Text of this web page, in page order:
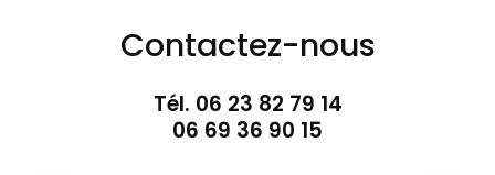
Contactez-nous
Tél. 06 23 82 79 14
06 69 36 90 15